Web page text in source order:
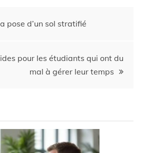
pose d’un sol stratifié
pour les étudiants qui ont du
mal à gérer leur temps